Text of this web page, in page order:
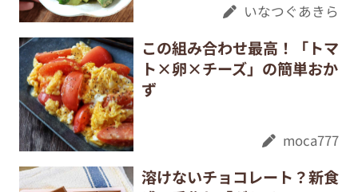
いなつぐあきら
この組み合わせ最高！「トマ
ト×卵×チーズ」の簡単おか
ず
moca777
溶けないチョコレート？新食